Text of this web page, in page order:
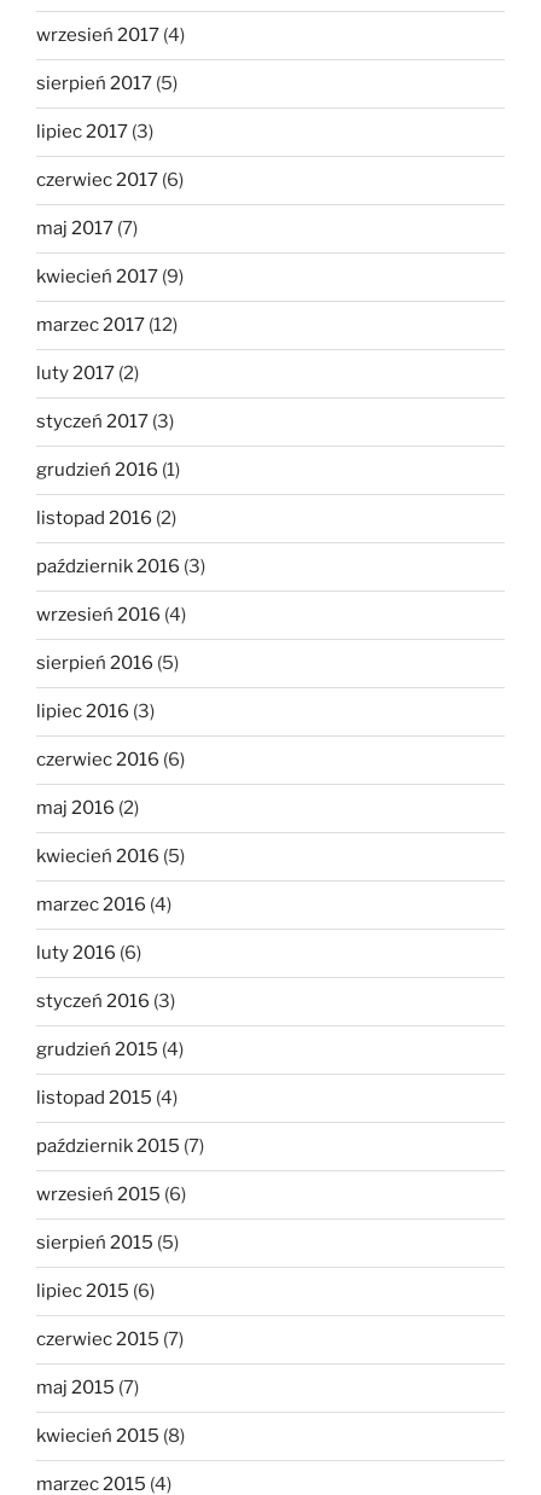
wrzesień 2017 (4)
sierpień 2017 (5)
lipiec 2017 (3)
czerwiec 2017 (6)
maj 2017 (7)
kwiecień 2017 (9)
marzec 2017 (12)
luty 2017 (2)
styczeń 2017 (3)
grudzień 2016 (1)
listopad 2016 (2)
październik 2016 (3)
wrzesień 2016 (4)
sierpień 2016 (5)
lipiec 2016 (3)
czerwiec 2016 (6)
maj 2016 (2)
kwiecień 2016 (5)
marzec 2016 (4)
luty 2016 (6)
styczeń 2016 (3)
grudzień 2015 (4)
listopad 2015 (4)
październik 2015 (7)
wrzesień 2015 (6)
sierpień 2015 (5)
lipiec 2015 (6)
czerwiec 2015 (7)
maj 2015 (7)
kwiecień 2015 (8)
marzec 2015 (4)